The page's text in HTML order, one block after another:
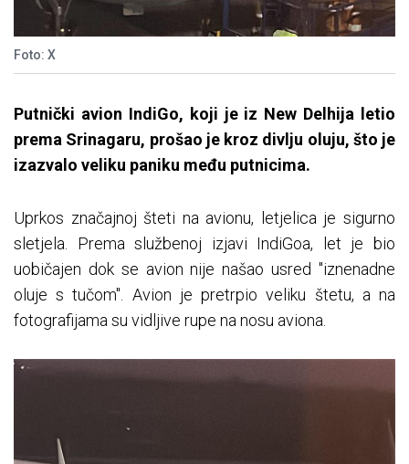
Foto: X
Putnički avion IndiGo, koji je iz New Delhija letio
prema Srinagaru, prošao je kroz divlju oluju, što je
izazvalo veliku paniku među putnicima.
Uprkos značajnoj šteti na avionu, letjelica je sigurno
sletjela. Prema službenoj izjavi IndiGoa, let je bio
uobičajen dok se avion nije našao usred "iznenadne
oluje s tučom". Avion je pretrpio veliku štetu, a na
fotografijama su vidljive rupe na nosu aviona.